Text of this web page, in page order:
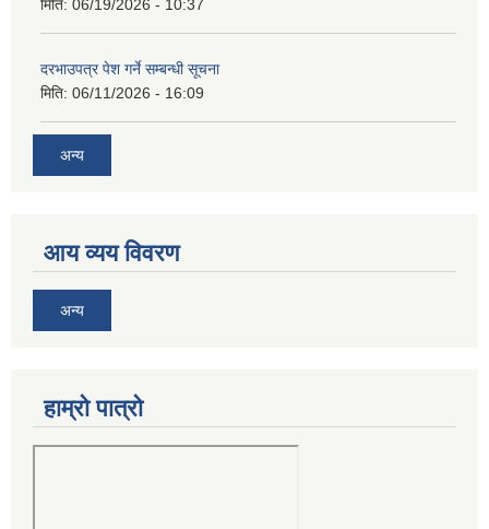
मिति: 06/19/2026 - 10:37
दरभाउपत्र पेश गर्ने सम्बन्धी सूचना
मिति: 06/11/2026 - 16:09
अन्य
आय व्यय विवरण
अन्य
हाम्रो पात्रो